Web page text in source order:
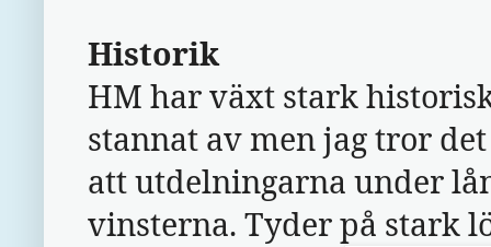
Historik
HM har växt stark
stannat av men jag tror
att utdelningarna under
vinsterna. Tyder på stark